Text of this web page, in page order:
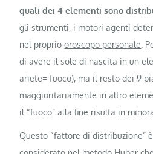
quali dei 4 elementi sono
gli strumenti, i motori agenti
nel propriooroscopo personale .
di avere il sole di nascita in un
ariete= fuoco), ma il resto dei 9
maggioritariamente in altro
il “fuoco” alla fine risulta in
Questo “fattore di distribuzione”